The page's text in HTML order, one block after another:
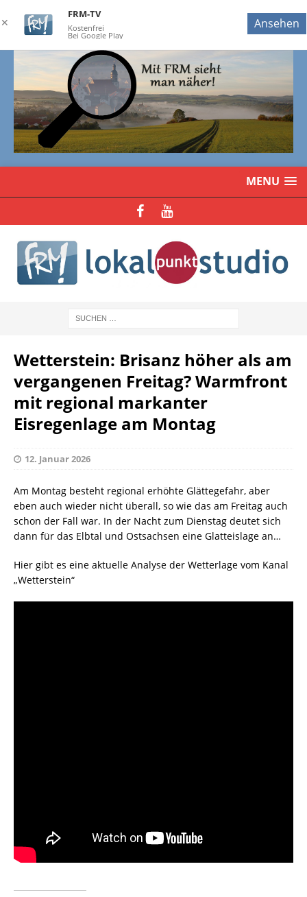
MENU
Wetterstein: Brisanz höher als am
vergangenen Freitag? Warmfront
mit regional markanter
Eisregenlage am Montag
12. Januar 2026
Am Montag besteht regional erhöhte Glättegefahr, aber
eben auch wieder nicht überall, so wie das am Freitag auch
schon der Fall war. In der Nacht zum Dienstag deutet sich
dann für das Elbtal und Ostsachsen eine Glatteislage an…
Hier gibt es eine aktuelle Analyse der Wetterlage vom Kanal
„Wetterstein“
✕
FRM-TV
Kostenfrei
Bei Google Play
Ansehen